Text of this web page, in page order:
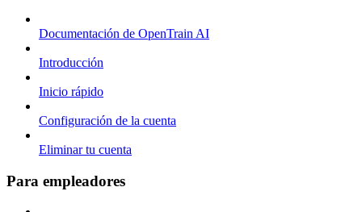
Documentación de OpenTrain AI
Introducción
Inicio rápido
Configuración de la cuenta
Eliminar tu cuenta
Para empleadores